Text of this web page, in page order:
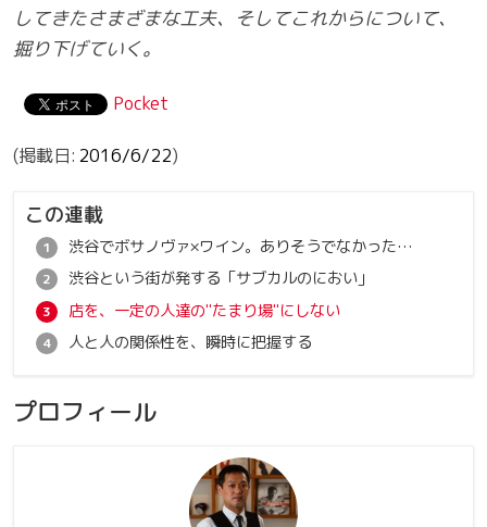
してきたさまざまな工夫、そしてこれからについて、
掘り下げていく。
Pocket
2016/6/22
この連載
渋谷でボサノヴァ×ワイン。ありそうでなかったコンセプト
渋谷という街が発する「サブカルのにおい」
店を、一定の人達の"たまり場"にしない
人と人の関係性を、瞬時に把握する
プロフィール